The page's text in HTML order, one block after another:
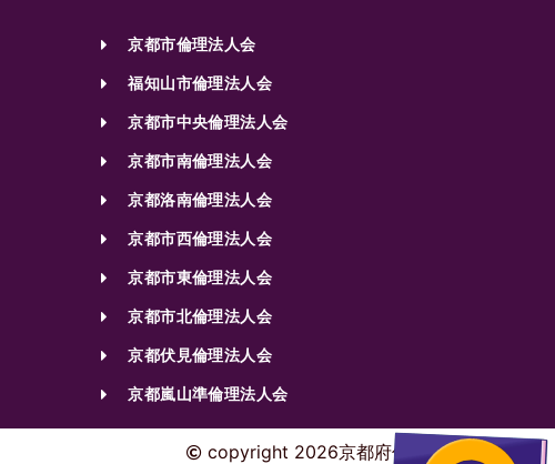
京都市倫理法人会
福知山市倫理法人会
京都市中央倫理法人会
京都市南倫理法人会
京都洛南倫理法人会
京都市西倫理法人会
京都市東倫理法人会
京都市北倫理法人会
京都伏見倫理法人会
京都嵐山準倫理法人会
copyright 2026京都府倫理法人会